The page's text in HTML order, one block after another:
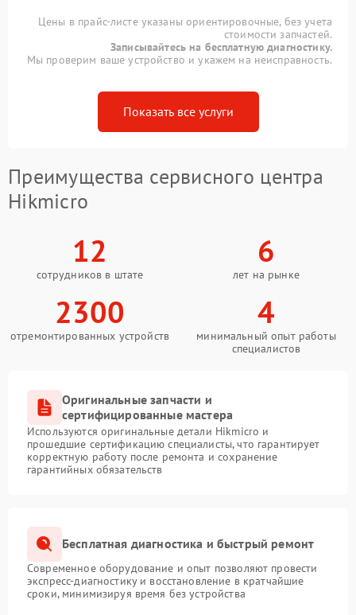
Цены в прайс-листе указаны ориентировочные, без учета
стоимости запчастей.
Записывайтесь на бесплатную диагностику.
Мы проверим ваше устройство и укажем на неисправность.
Показать все услуги
Преимущества сервисного центра
Hikmicro
12
сотрудников в штате
6
лет на рынке
2300
отремонтированных устройств
4
минимальный опыт работы
специалистов
Оригинальные запчасти и
сертифицированные мастера
Используются оригинальные детали Hikmicro и
прошедшие сертификацию специалисты, что гарантирует
корректную работу после ремонта и сохранение
гарантийных обязательств
Бесплатная диагностика и быстрый ремонт
Современное оборудование и опыт позволяют провести
экспресс-диагностику и восстановление в кратчайшие
сроки, минимизируя время без устройства